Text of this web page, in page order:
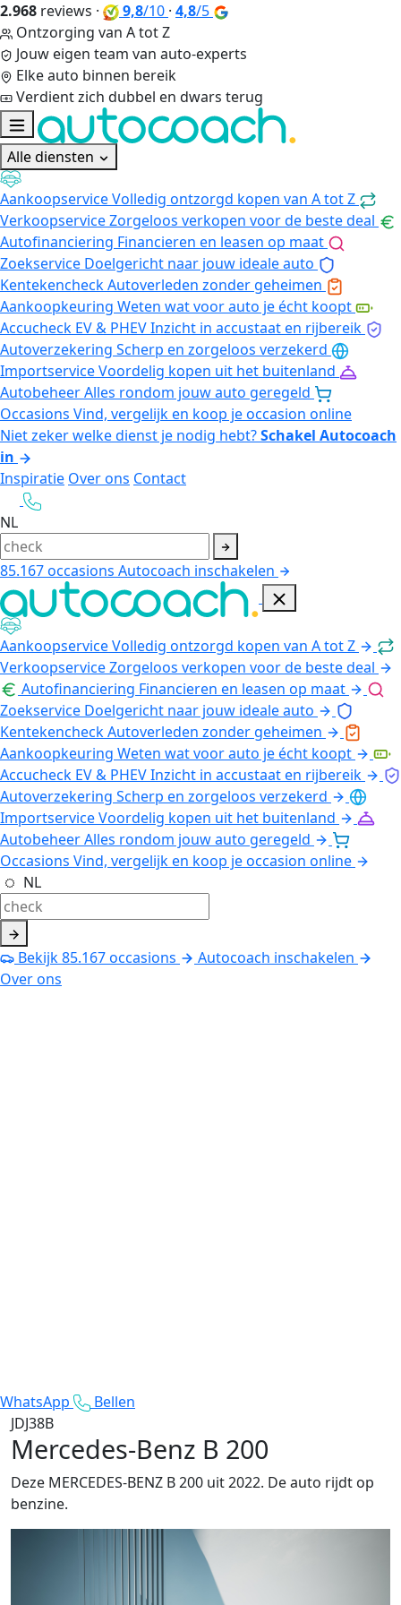
2.968 reviews · 9,8/10 · 4,8/5
Ontzorging van A tot Z
Jouw eigen team van auto-experts
Elke auto binnen bereik
Verdient zich dubbel en dwars terug
Alle diensten
AankoopserviceVolledig ontzorgd kopen van A tot Z
VerkoopserviceZorgeloos verkopen voor de beste deal
Autofinanciering Financieren en leasen op maat
Zoekservice Doelgericht naar jouw ideale auto
KentekencheckAutoverleden zonder geheimen
Aankoopkeuring Weten wat voor auto je écht koopt
Accucheck EV & PHEVInzicht in accustaat en rijbereik
Autoverzekering Scherp en zorgeloos verzekerd
ImportserviceVoordelig kopen uit het buitenland
AutobeheerAlles rondom jouw auto geregeld
Occasions Vind, vergelijk en koop je occasion online
Niet zeker welke dienst je nodig hebt?Schakel Autocoach
in
Inspiratie Over ons Contact
NL
85.167occasions Autocoach inschakelen
AankoopserviceVolledig ontzorgd kopen van A tot Z
VerkoopserviceZorgeloos verkopen voor de beste deal
Autofinanciering Financieren en leasen op maat
Zoekservice Doelgericht naar jouw ideale auto
KentekencheckAutoverleden zonder geheimen
Aankoopkeuring Weten wat voor auto je écht koopt
Accucheck EV & PHEVInzicht in accustaat en rijbereik
Autoverzekering Scherp en zorgeloos verzekerd
ImportserviceVoordelig kopen uit het buitenland
AutobeheerAlles rondom jouw auto geregeld
Occasions Vind, vergelijk en koop je occasion online
NL
Bekijk85.167occasions
Autocoach inschakelen
Over ons
WhatsApp
Bellen
JDJ38B
Mercedes-Benz B 200
Deze MERCEDES-BENZ B 200 uit 2022. De auto rijdt op
benzine.